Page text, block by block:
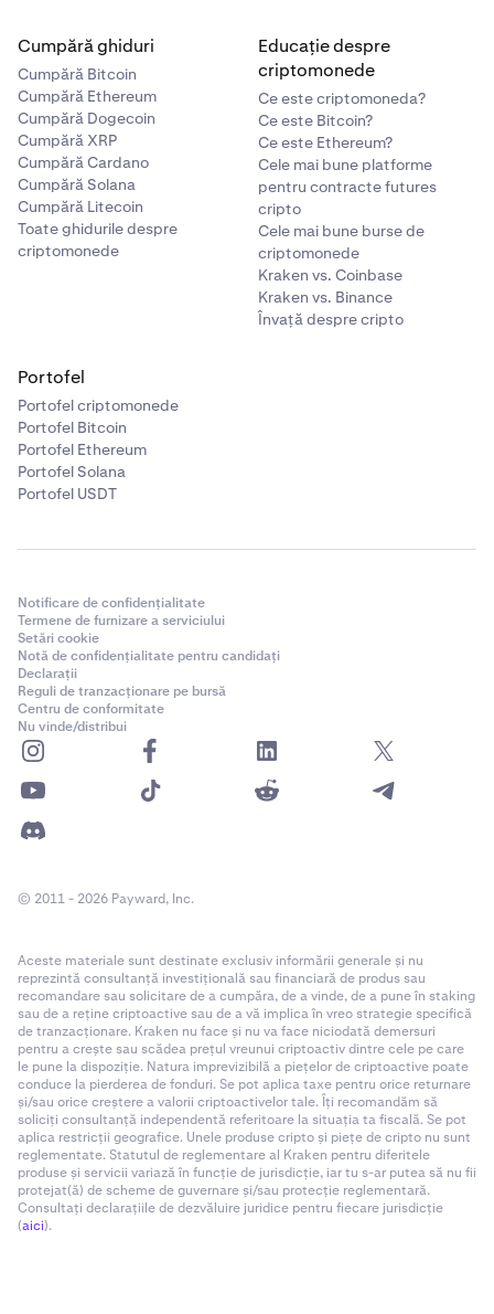
Cumpără ghiduri
Cumpără Bitcoin
Cumpără Ethereum
Cumpără Dogecoin
Cumpără XRP
Cumpără Cardano
Cumpără Solana
Cumpără Litecoin
Toate ghidurile despre
criptomonede
Educație despre
criptomonede
Ce este criptomoneda?
Ce este Bitcoin?
Ce este Ethereum?
Cele mai bune platforme
pentru contracte futures
cripto
Cele mai bune burse de
criptomonede
Kraken vs. Coinbase
Kraken vs. Binance
Învață despre cripto
Portofel
Portofel criptomonede
Portofel Bitcoin
Portofel Ethereum
Portofel Solana
Portofel USDT
Notificare de confidențialitate
Termene de furnizare a serviciului
Setări cookie
Notă de confidențialitate pentru candidați
Declarații
Reguli de tranzacționare pe bursă
Centru de conformitate
Nu vinde/distribui
© 2011 - 2026 Payward, Inc.
Aceste materiale sunt destinate exclusiv informării generale și nu
reprezintă consultanță investițională sau financiară de produs sau
recomandare sau solicitare de a cumpăra, de a vinde, de a pune în staking
sau de a reține criptoactive sau de a vă implica în vreo strategie specifică
de tranzacționare. Kraken nu face și nu va face niciodată demersuri
pentru a crește sau scădea prețul vreunui criptoactiv dintre cele pe care
le pune la dispoziție. Natura imprevizibilă a piețelor de criptoactive poate
conduce la pierderea de fonduri. Se pot aplica taxe pentru orice returnare
și/sau orice creștere a valorii criptoactivelor tale. Îți recomandăm să
soliciți consultanță independentă referitoare la situația ta fiscală. Se pot
aplica restricții geografice. Unele produse cripto și piețe de cripto nu sunt
reglementate. Statutul de reglementare al Kraken pentru diferitele
produse și servicii variază în funcție de jurisdicție, iar tu s-ar putea să nu fii
protejat(ă) de scheme de guvernare și/sau protecție reglementară.
Consultați declarațiile de dezvăluire juridice pentru fiecare jurisdicție
(aici).